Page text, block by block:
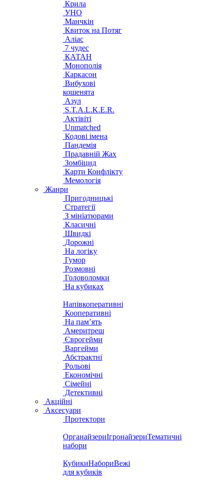
Крила
УНО
Манчкін
Квиток на Потяг
Аліас
7 чудес
КАТАН
Монополія
Каркасон
Вибухові
кошенята
Азул
S.T.A.L.K.E.R.
Актівіті
Unmatched
Кодові імена
Пандемія
Прадавній Жах
Зомбіцид
Карти Конфлікту
Мемологія
Жанри
Пригодницькі
Стратегії
З мініатюрами
Класичні
Швидкі
Дорожні
На логіку
Гумор
Розмовні
Головоломки
На кубиках
Напівкоперативні
Кооперативні
На пам’ять
Америтреш
Єврогейми
Варгейми
Абстрактні
Рольові
Економічні
Сімейні
Детективні
Акційні
Аксесуари
Протектори
ОрганайзериІгронайзериТематичні
набори
КубикиНабориВежі
для кубиків